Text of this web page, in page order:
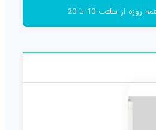
روزه از ساعت 10 تا 20